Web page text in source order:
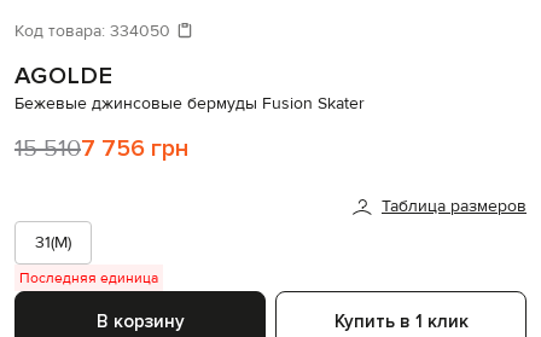
Код товара: 334050
AGOLDE
Бежевые джинсовые бермуды Fusion Skater
15 5107 756 грн
Таблица размеров
31(M)
Последняя единица
В корзину Купить в 1 клик